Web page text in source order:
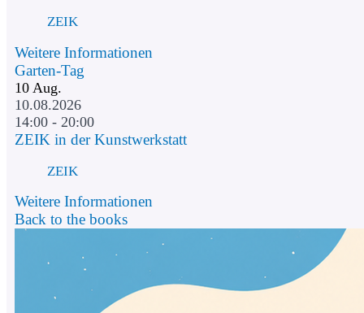
ZEIK
Weitere Informationen
Garten-Tag
10 Aug.
10.08.2026
14:00 - 20:00
ZEIK in der Kunstwerkstatt
ZEIK
Weitere Informationen
Back to the books